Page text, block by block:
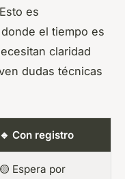
es
el tiempo es
claridad
dudas técnicas
🔹 Con registro
🟡 Espera por